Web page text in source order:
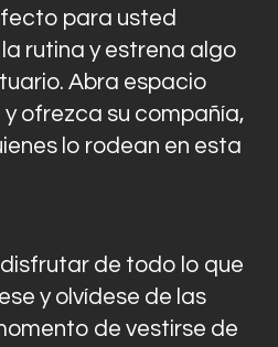
para usted
rutina y estrena algo
Abra espacio
ofrezca su compañía,
lo rodean en esta
de todo lo que
y olvídese de las
de vestirse de